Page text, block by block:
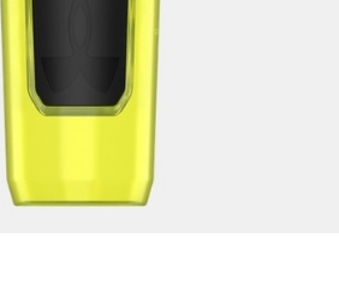
yeni misiniz? Kayıt Ol
Üye Olmadan Devam Et